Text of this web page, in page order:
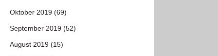
Oktober 2019 (69)
September 2019 (52)
August 2019 (15)